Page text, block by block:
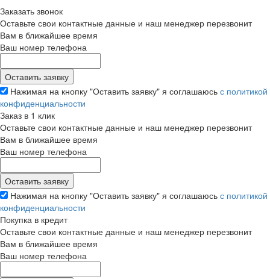
Заказать звонок
Оставьте свои контактные данные и наш менеджер перезвонит
Вам в ближайшее время
Ваш номер телефона
Нажимая на кнопку "Оставить заявку" я соглашаюсь с политикой
конфиденциальности
Заказ в 1 клик
Оставьте свои контактные данные и наш менеджер перезвонит
Вам в ближайшее время
Ваш номер телефона
Нажимая на кнопку "Оставить заявку" я соглашаюсь с политикой
конфиденциальности
Покупка в кредит
Оставьте свои контактные данные и наш менеджер перезвонит
Вам в ближайшее время
Ваш номер телефона